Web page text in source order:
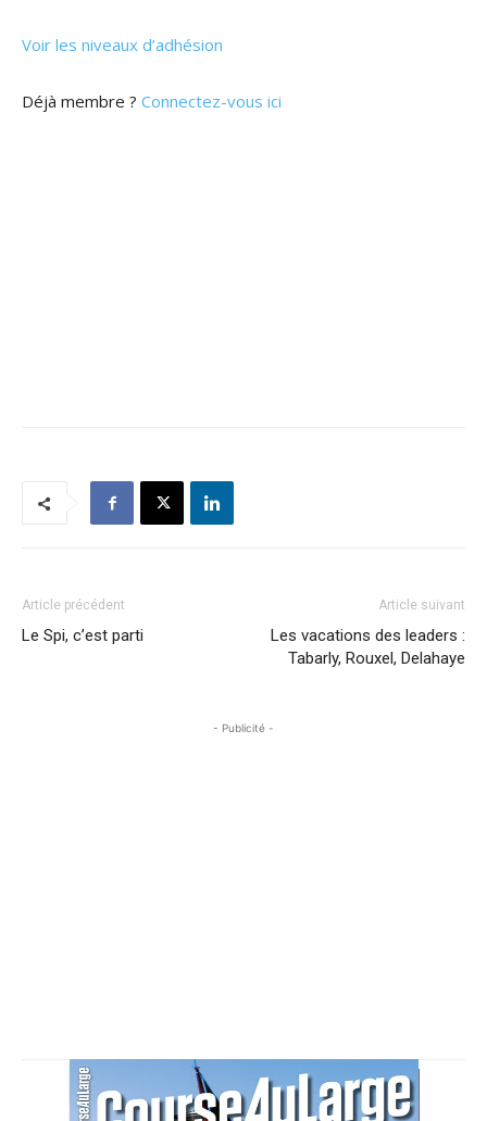
Voir les niveaux d’adhésion
Déjà membre ? Connectez-vous ici
Article précédent
Le Spi, c’est parti
Article suivant
Les vacations des leaders :
Tabarly, Rouxel, Delahaye
- Publicité -